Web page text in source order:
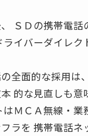
ＳＤの携帯電話
イバーダイレク
全面的な採用は
的な見直しも意
はＭＣＡ無線・業
ラを 携帯電話ネ